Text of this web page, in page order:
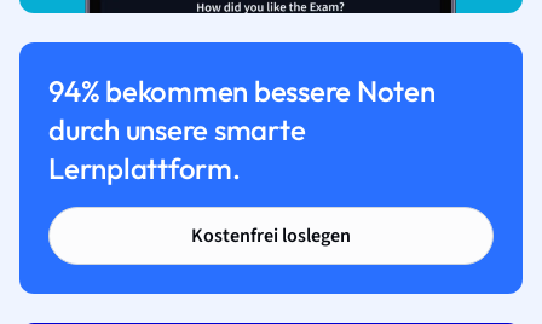
94% bekommen bessere Noten
durch unsere smarte
Lernplattform.
Kostenfrei loslegen